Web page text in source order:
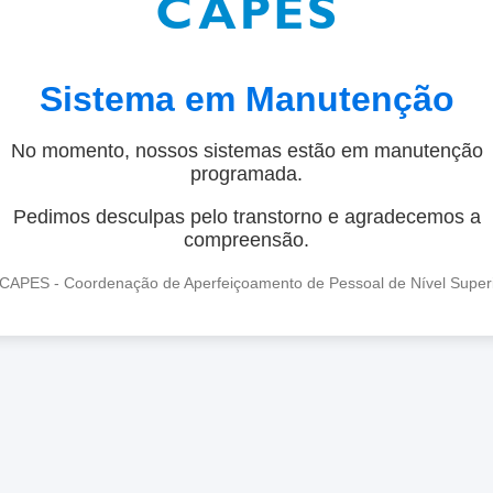
Sistema em Manutenção
No momento, nossos sistemas estão em manutenção
programada.
Pedimos desculpas pelo transtorno e agradecemos a
compreensão.
- Coordenação de Aperfeiçoamento de Pessoal de Nível